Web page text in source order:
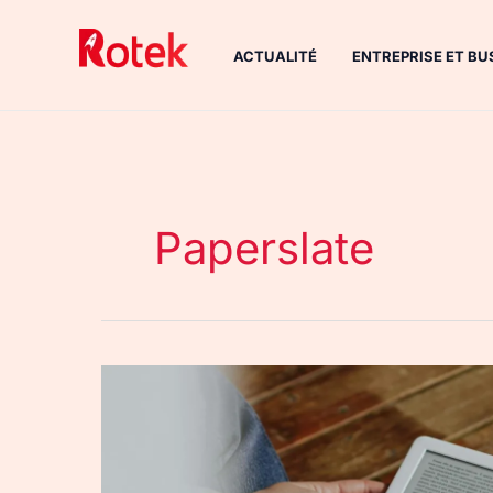
ACTUALITÉ ENTREPRISE ET
Paperslate